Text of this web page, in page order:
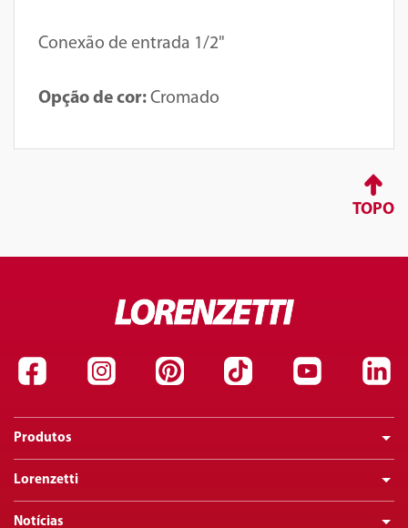
Conexão de entrada 1/2"
Opção de cor: Cromado
TOPO
Produtos
Lorenzetti
Notícias